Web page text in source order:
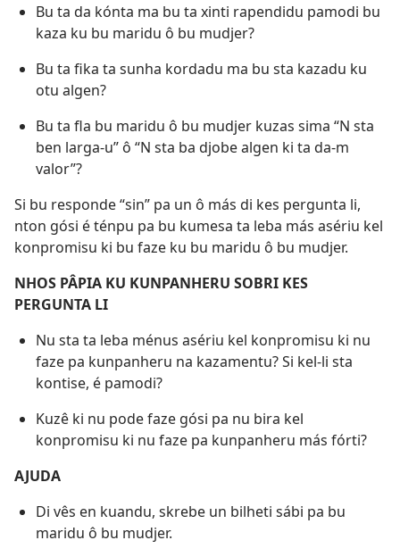
Bu ta da kónta ma bu ta xinti rapendidu pamodi bu
kaza ku bu maridu ô bu mudjer?
Bu ta fika ta sunha kordadu ma bu sta kazadu ku
otu algen?
Bu ta fla bu maridu ô bu mudjer kuzas sima “N sta
ben larga-u” ô “N sta ba djobe algen ki ta da-m
valor”?
Si bu responde “sin” pa un ô más di kes pergunta li,
nton gósi é ténpu pa bu kumesa ta leba más asériu kel
konpromisu ki bu faze ku bu maridu ô bu mudjer.
NHOS PÂPIA KU KUNPANHERU SOBRI KES
PERGUNTA LI
Nu sta ta leba ménus asériu kel konpromisu ki nu
faze pa kunpanheru na kazamentu? Si kel-li sta
kontise, é pamodi?
Kuzê ki nu pode faze gósi pa nu bira kel
konpromisu ki nu faze pa kunpanheru más fórti?
AJUDA
Di vês en kuandu, skrebe un bilheti sábi pa bu
maridu ô bu mudjer.